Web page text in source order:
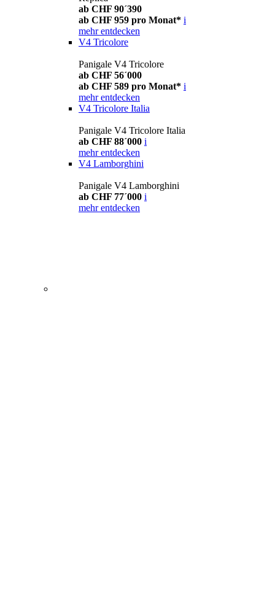
ab CHF 90´390
ab CHF 959 pro Monat* i
mehr entdecken
V4 Tricolore
Panigale V4 Tricolore
ab CHF 56´000
ab CHF 589 pro Monat* i
mehr entdecken
V4 Tricolore Italia
Panigale V4 Tricolore Italia
ab CHF 88´000 i
mehr entdecken
V4 Lamborghini
Panigale V4 Lamborghini
ab CHF 77´000 i
mehr entdecken